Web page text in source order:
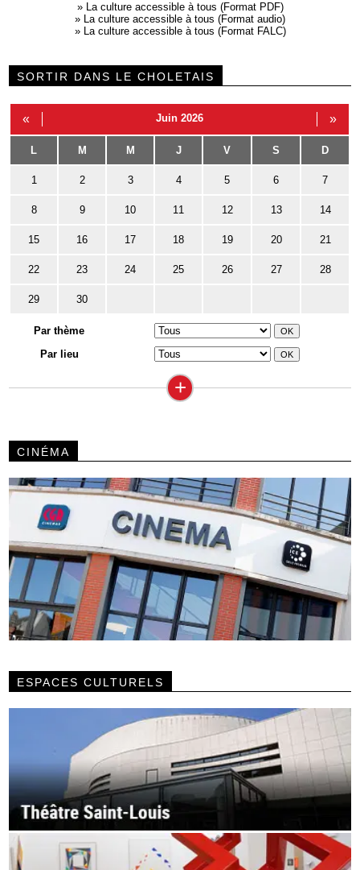
» La culture accessible à tous (Format PDF)
» La culture accessible à tous (Format audio)
» La culture accessible à tous (Format FALC)
SORTIR DANS LE CHOLETAIS
« Juin 2026 »
L M M J V S D
1 2 3 4 5 6 7
8 9 10 11 12 13 14
15 16 17 18 19 20 21
22 23 24 25 26 27 28
29 30
Par thème
Par lieu
+
CINÉMA
ESPACES CULTURELS